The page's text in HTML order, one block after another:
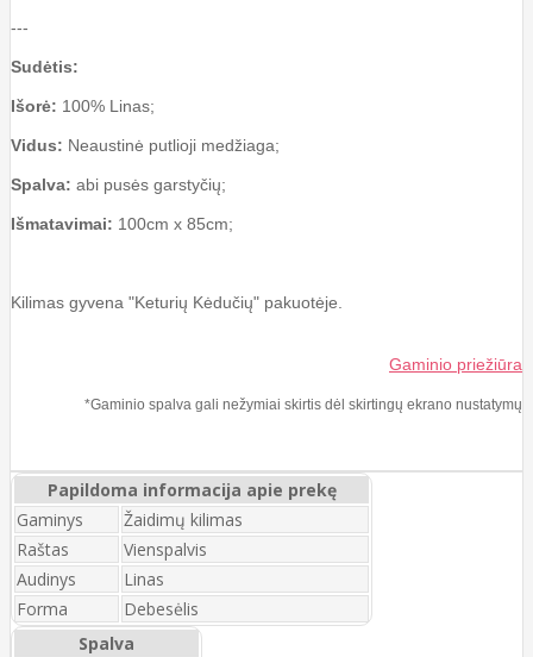
---
Sudėtis:
Išorė: 100% Linas;
Vidus: Neaustinė putlioji medžiaga;
Spalva: abi pusės garstyčių;
Išmatavimai: 100cm x 85cm;
Kilimas gyvena "Keturių Kėdučių" pakuotėje.
Gaminio priežiūra
*Gaminio spalva gali nežymiai skirtis dėl skirtingų ekrano nustatymų
Papildoma informacija apie prekę
Gaminys
Žaidimų kilimas
Raštas
Vienspalvis
Audinys
Linas
Forma
Debesėlis
Spalva